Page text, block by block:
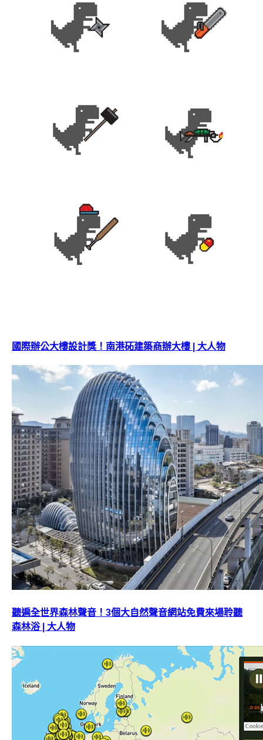
國際辦公大樓設計獎！南港砳建築商辦大樓 | 大人物
聽遍全世界森林聲音！3個大自然聲音網站免費來場聆聽
森林浴 | 大人物